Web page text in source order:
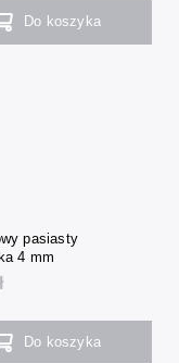
Do koszyka
pasiasty
4 mm
Do koszyka